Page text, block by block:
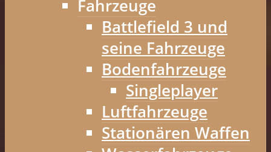
Fahrzeuge
Battlefield 3 und
seine Fahrzeuge
Bodenfahrzeuge
Singleplayer
Luftfahrzeuge
Stationären Waffen